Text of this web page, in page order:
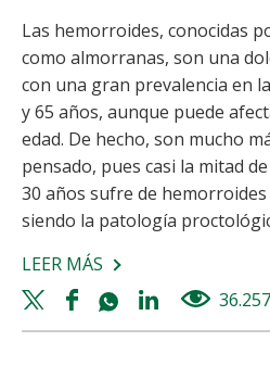
Las hemorroides, conocidas
como almorranas, son una
con una gran prevalencia en
y 65 años, aunque puede
edad. De hecho, son mucho
pensado, pues casi la mitad
30 años sufre de
siendo la patología
LEER MÁS SOBRE
HEMORROIDES:
¿QUÉ
Twitter
share
Facebook
share
Whatsapp
share
Linkedin
share
36.257